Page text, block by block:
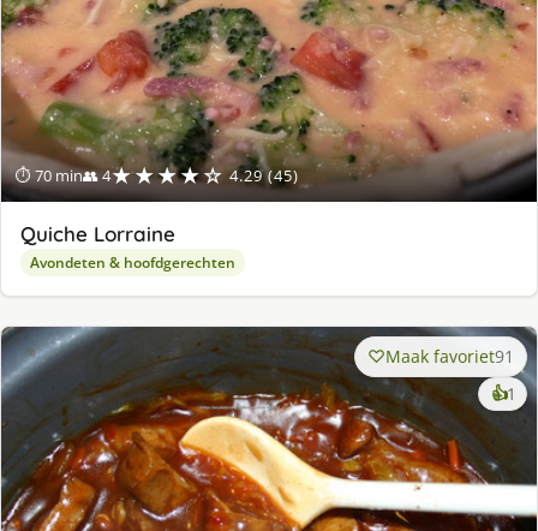
⏱ 70 min👥 4★★★★☆ 4.29 (45)
Quiche Lorraine
Avondeten & hoofdgerechten
Maak favoriet91
👍1